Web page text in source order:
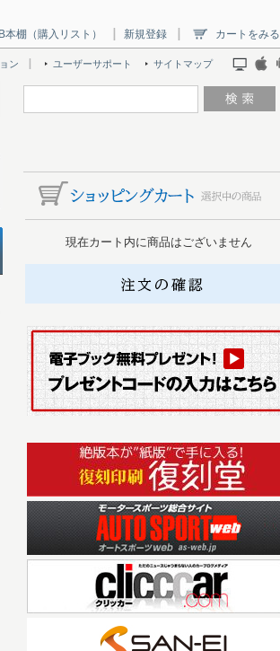
本棚（購入リスト） 新規登録 カートをみる
ン ユーザーサポート サイトマップ
現在カート内に商品はございません